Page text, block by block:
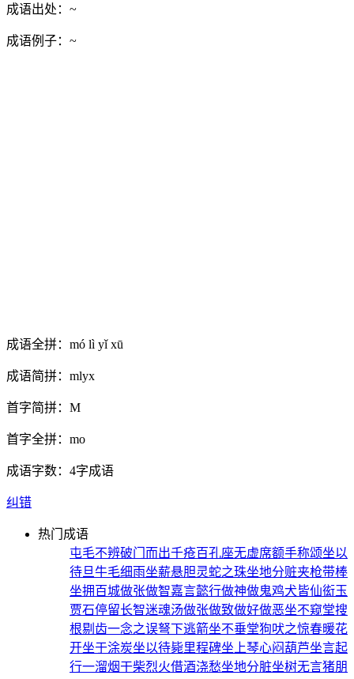
成语出处： ~
成语例子： ~
成语全拼： mó lì yǐ xū
成语简拼： mlyx
首字简拼： M
首字全拼： mo
成语字数： 4字成语
纠错
热门成语
屯毛不辨破门而出千疮百孔座无虚席额手称颂坐以
待旦牛毛细雨坐薪悬胆灵蛇之珠坐地分赃夹枪带棒
坐拥百城做张做智嘉言懿行做神做鬼鸡犬皆仙衒玉
贾石停留长智迷魂汤做张做致做好做恶坐不窥堂搜
根剔齿一念之误弩下逃箭坐不垂堂狗吠之惊春暖花
开坐于涂炭坐以待毙里程碑坐上琴心闷葫芦坐言起
行一溜烟干柴烈火借酒浇愁坐地分脏坐树无言猪朋